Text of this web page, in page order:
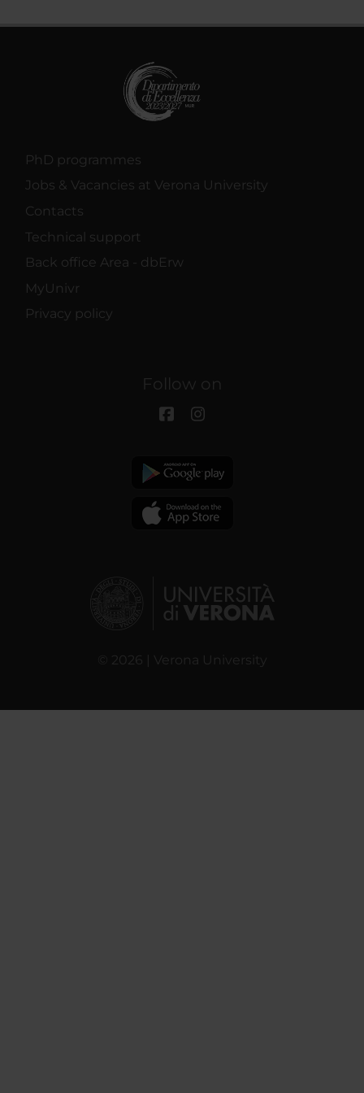
PhD programmes
Jobs & Vacancies at Verona University
Contacts
Technical support
Back office Area - dbErw
MyUnivr
Privacy policy
Follow on
© 2026 | Verona University